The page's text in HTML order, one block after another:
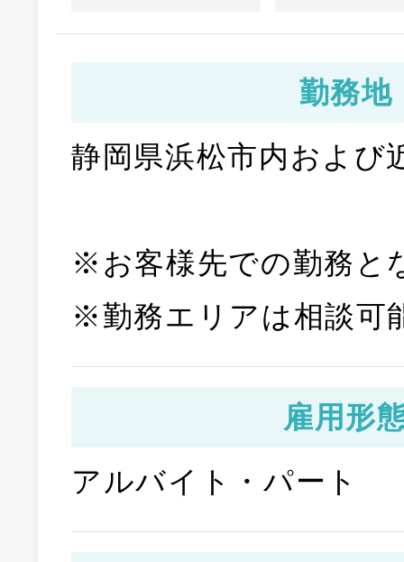
勤務地
静岡県浜松市内および
※お客様先での勤務と
※勤務エリアは相談可
雇用形
アルバイト・パート